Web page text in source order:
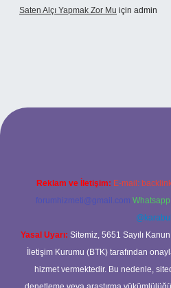
Saten Alçı Yapmak Zor Mu için admin
Reklam ve İletişim: E-mail:
forumhizmeti@gmail.com
@karabul
Yasal Uyarı: Sitemiz, 5651 Sayılı
İletişim Kurumu (BTK) tarafından
hizmet vermektedir. Bu nedenle,